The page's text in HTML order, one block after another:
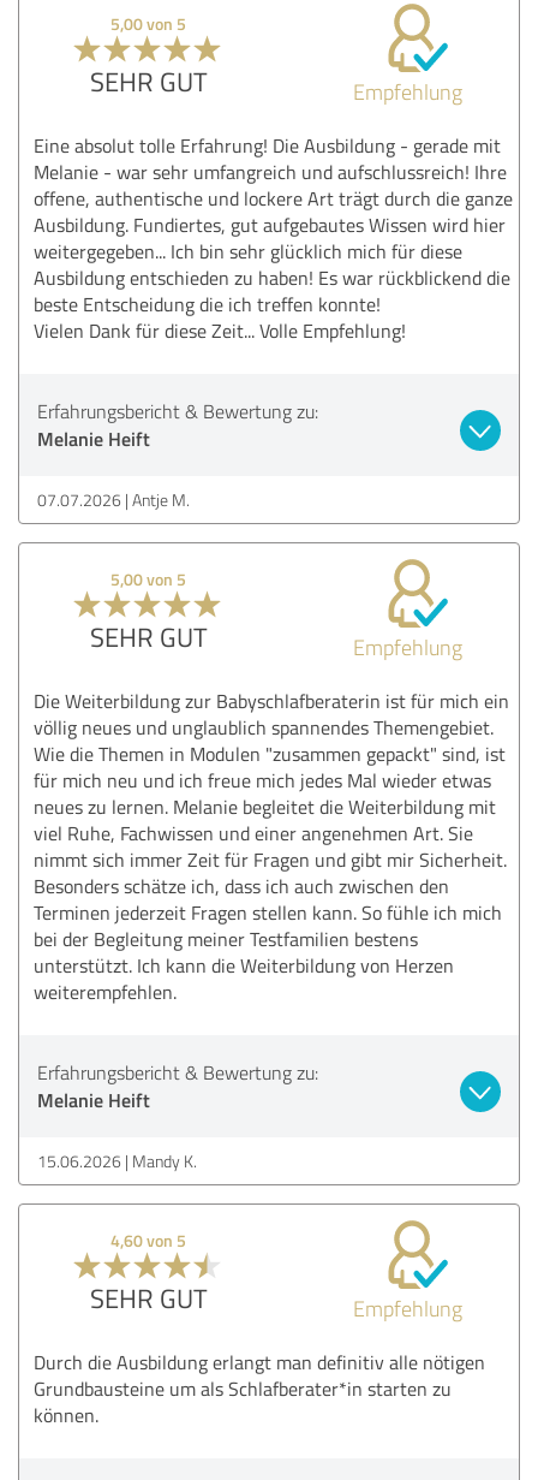
5,00 von 5
SEHR GUT Empfehlung
Eine absolut tolle Erfahrung! Die Ausbildung - gerade mit
Melanie - war sehr umfangreich und aufschlussreich! Ihre
offene, authentische und lockere Art trägt durch die ganze
Ausbildung. Fundiertes, gut aufgebautes Wissen wird hier
weitergegeben... Ich bin sehr glücklich mich für diese
Ausbildung entschieden zu haben! Es war rückblickend die
beste Entscheidung die ich treffen konnte!
Vielen Dank für diese Zeit... Volle Empfehlung!
Erfahrungsbericht & Bewertung zu:
Melanie Heift
07.07.2026 Antje M.
5,00 von 5
SEHR GUT Empfehlung
Die Weiterbildung zur Babyschlafberaterin ist für mich ein
völlig neues und unglaublich spannendes Themengebiet.
Wie die Themen in Modulen "zusammen gepackt" sind, ist
für mich neu und ich freue mich jedes Mal wieder etwas
neues zu lernen. Melanie begleitet die Weiterbildung mit
viel Ruhe, Fachwissen und einer angenehmen Art. Sie
nimmt sich immer Zeit für Fragen und gibt mir Sicherheit.
Besonders schätze ich, dass ich auch zwischen den
Terminen jederzeit Fragen stellen kann. So fühle ich mich
bei der Begleitung meiner Testfamilien bestens
unterstützt. Ich kann die Weiterbildung von Herzen
weiterempfehlen.
Erfahrungsbericht & Bewertung zu:
Melanie Heift
15.06.2026 Mandy K.
4,60 von 5
SEHR GUT Empfehlung
Durch die Ausbildung erlangt man definitiv alle nötigen
Grundbausteine um als Schlafberater*in starten zu
können.